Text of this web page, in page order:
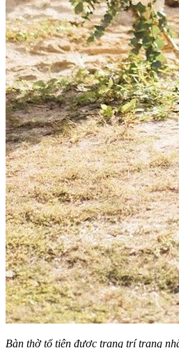
Bàn thờ tổ tiên được trang trí trang